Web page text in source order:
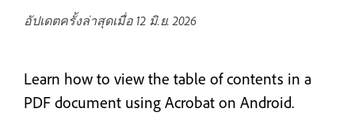
อัปเดตครั้งล่าสุดเมื่อ 12 มิ.ย. 2026
Learn how to view the table of contents in a
PDF document using Acrobat on Android.